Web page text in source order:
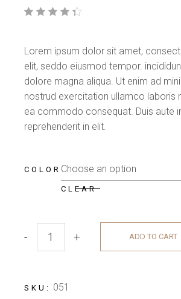
Lorem ipsum dolor sit amet,
elit, seddo eiusmod tempor.
dolore magna aliqua. Ut enim ad
nostrud exercitation ullamco laboris
ea commodo consequat. Duis aute
reprehenderit in elit.
COLOR
CLEAR
- + ADD TO CART
SKU: 051